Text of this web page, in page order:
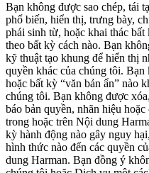
Bạn không được sao chép, tái
phổ biến, hiển thị, trưng bày,
phái sinh từ, hoặc khai thác
theo bất kỳ cách nào. Bạn
kỹ thuật tạo khung để hiển thị
quyền khác của chúng tôi.
hoặc bất kỳ “văn bản ẩn” nào
chúng tôi. Bạn không được
báo bản quyền, nhãn hiệu
trong hoặc trên Nội dung
kỳ hành động nào gây nguy
hình thức nào đến các quyền
dung Harman. Bạn đồng ý